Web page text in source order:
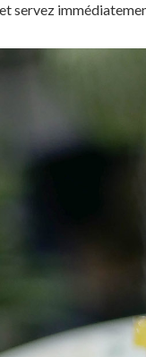
servez